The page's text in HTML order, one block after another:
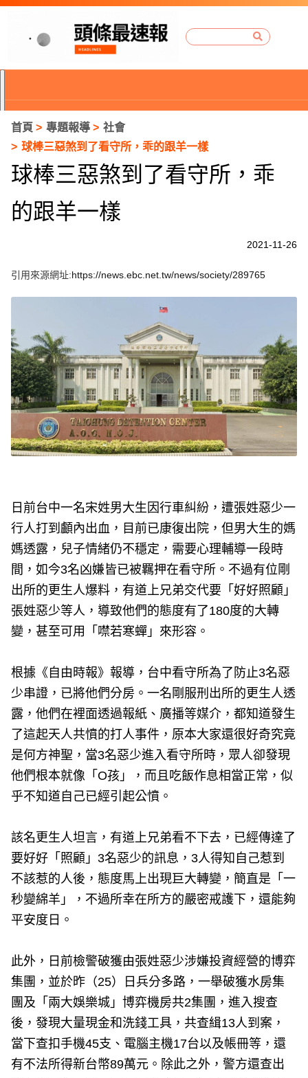
首頁 專題報導
社會
球棒三惡煞到了看守所，乖的跟羊一樣
球棒三惡煞到了看守所，乖
的跟羊一樣
2021-11-26
引用來源網址:https://news.ebc.net.tw/news/society/289765
日前台中一名宋姓男大生因行車糾紛，遭張姓惡少一
行人打到顱內出血，目前已康復出院，但男大生的媽
媽透露，兒子情緒仍不穩定，需要心理輔導一段時
間，如今3名凶嫌皆已被羈押在看守所。不過有位剛
出所的更生人爆料，有道上兄弟交代要「好好照顧」
張姓惡少等人，導致他們的態度有了180度的大轉
變，甚至可用「噤若寒蟬」來形容。
根據《自由時報》報導，台中看守所為了防止3名惡
少串證，已將他們分房。一名剛服刑出所的更生人透
露，他們在裡面透過報紙、廣播等媒介，都知道發生
了這起天人共憤的打人事件，原本大家還很好奇究竟
是何方神聖，當3名惡少進入看守所時，眾人卻發現
他們根本就像「O孩」，而且吃飯作息相當正常，似
乎不知道自己已經引起公憤。
該名更生人坦言，有道上兄弟看不下去，已經傳達了
要好好「照顧」3名惡少的訊息，3人得知自己惹到
不該惹的人後，態度馬上出現巨大轉變，簡直是「一
秒變綿羊」，不過所幸在所方的嚴密戒護下，還能夠
平安度日。
此外，日前檢警破獲由張姓惡少涉嫌投資經營的博弈
集團，並於昨（25）日兵分多路，一舉破獲水房集
團及「兩大娛樂城」博弈機房共2集團，進入搜查
後，發現大量現金和洗錢工具，共查緝13人到案，
當下查扣手機45支、電腦主機17台以及帳冊等，還
有不法所得新台幣89萬元。除此之外，警方還查出